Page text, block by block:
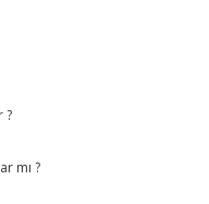
?
mı ?